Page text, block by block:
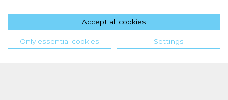
Hola! ¿en qué podemos ayudarte?
Accept all cookies
Only essential cookies Settings